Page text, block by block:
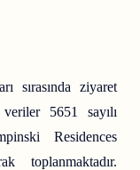
sırasında ziyaret
5651 sayılı
Residences
toplanmaktadır.